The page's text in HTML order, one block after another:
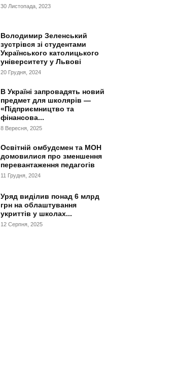
30 Листопада, 2023
Володимир Зеленський
зустрівся зі студентами
Українського католицького
університету у Львові
20 Грудня, 2024
В Україні запровадять новий
предмет для школярів —
«Підприємництво та
фінансова...
8 Вересня, 2025
Освітній омбудсмен та МОН
домовилися про зменшення
перевантаження педагогів
11 Грудня, 2024
Уряд виділив понад 6 млрд
грн на облаштування
укриттів у школах...
12 Серпня, 2025